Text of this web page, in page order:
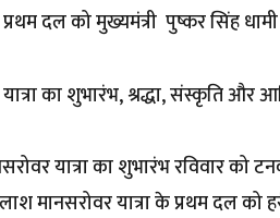
दल को मुख्यमंत्री पुष्कर सिंह
का शुभारंभ, श्रद्धा, संस्कृति
यात्रा का शुभारंभ रविवार को
मानसरोवर यात्रा के प्रथम दल को